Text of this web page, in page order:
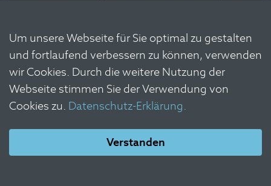
MTB Workshops
Ort: Campus - Brunau
Um unsere Webseite für Sie optimal zu gestalten
und fortlaufend verbessern zu können, verwenden
wir Cookies. Durch die weitere Nutzung der
Webseite stimmen Sie der Verwendung von
Cookies zu. Datenschutz-Erklärung.
Verstanden